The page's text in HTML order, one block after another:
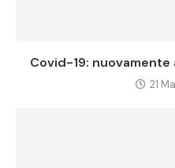
Covid-19:
21